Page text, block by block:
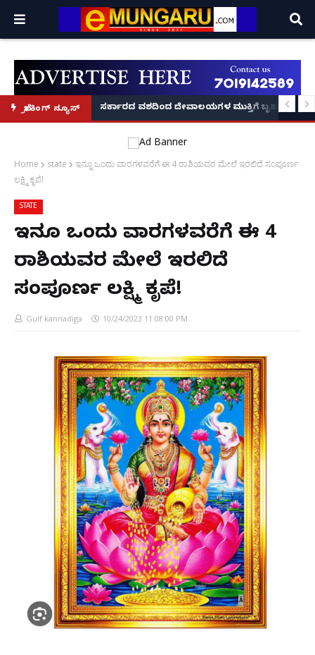
ಬ್ರೇಕಿಂಗ್ ನ್ಯೂಸ್
ಆರಂಭ' – ಸಚಿವ ಯು.ಟಿ. ಖಾದರ್ ಅಭಯ!ಸರ್ಕಾರದ ವಶದಿಂದ ದೇವಾಲಯಗಳ ಮುಕ್ತಿಗೆ ಬೃಹತ್
Home state
ಇನ್ನೂ ಒಂದು ವಾರಗಳವರೆಗೆ ಈ 4 ರಾಶಿಯವರ ಮೇಲೆ ಇರಲಿದೆ ಸಂಪೂರ್ಣ
ಲಕ್ಷ್ಮಿ ಕೃಪೆ!
STATE
ಇನ್ನೂ ಒಂದು ವಾರಗಳವರೆಗೆ ಈ 4
ರಾಶಿಯವರ ಮೇಲೆ ಇರಲಿದೆ
ಸಂಪೂರ್ಣ ಲಕ್ಷ್ಮಿ ಕೃಪೆ!
Gulf kannadiga 10/24/2023 11:08:00 PM